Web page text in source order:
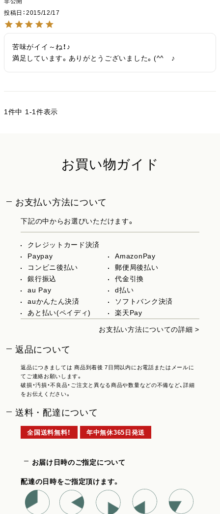
投稿日
2015/12/17
苦味がイイ～ね！♪
満足しています。ありがとうございました。(^^ゞ♪
1件中 1-1件表示
お買い物ガイド
お支払い方法について
下記の中からお選びいただけます。
クレジットカード決済
Paypay
AmazonPay
コンビニ後払い
郵便局後払い
銀行振込
代金引換
au Pay
d払い
auかんたん決済
ソフトバンク決済
あと払い(ペイディ)
楽天Pay
お支払い方法についての詳細 >
返品について
返品につきましては 商品到着後 7日間以内にお電話またはメールに
てご連絡お願いします。
破損・汚損・不良品・ご注文と異なる商品や数量などの不備など、詳細
をお伝えください。
送料・配達について
全国送料無料！ 年中無休365日発送
お届け日時のご指定について
配達の日時をご指定頂けます。